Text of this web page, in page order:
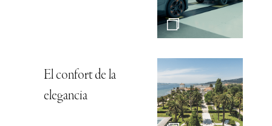
El confort de la
elegancia